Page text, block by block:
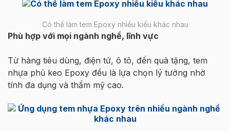
Có thể làm tem Epoxy nhiều kiểu khác nhau
Phù hợp với mọi ngành nghề, lĩnh vực
Từ hàng tiêu dùng, điện tử, ô tô, đến quà tặng, tem
nhựa phủ keo Epoxy đều là lựa chọn lý tưởng nhờ
tính đa dụng và thẩm mỹ cao.